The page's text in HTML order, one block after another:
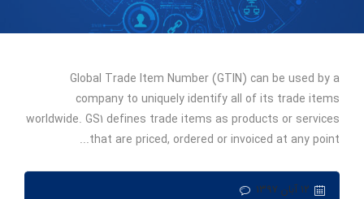
Global Trade Item Number (GTIN) can be used by a
company to uniquely identify all of its trade items
worldwide. GS1 defines trade items as products or services
that are priced, ordered or invoiced at any point...
۱۲ آبان ۱۳۹۷